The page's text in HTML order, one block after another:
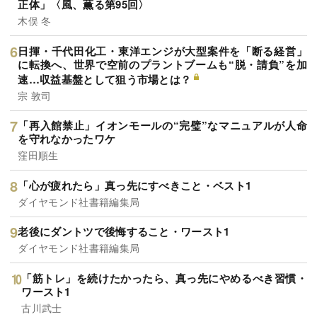
正体」〈風、薫る第95回〉
木俣 冬
日揮・千代田化工・東洋エンジが大型案件を「断る経営」
に転換へ、世界で空前のプラントブームも“脱・請負”を加
速…収益基盤として狙う市場とは？
宗 敦司
「再入館禁止」イオンモールの“完璧”なマニュアルが人命
を守れなかったワケ
窪田順生
「心が疲れたら」真っ先にすべきこと・ベスト1
ダイヤモンド社書籍編集局
老後にダントツで後悔すること・ワースト1
ダイヤモンド社書籍編集局
「筋トレ」を続けたかったら、真っ先にやめるべき習慣・
ワースト1
古川武士